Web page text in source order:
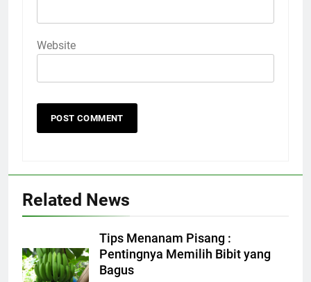
Website
Related News
Tips Menanam Pisang :
Pentingnya Memilih Bibit yang
Bagus